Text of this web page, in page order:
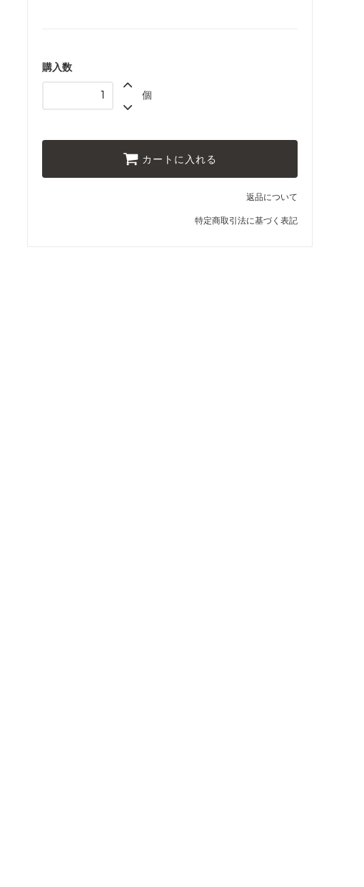
購入数
個
カートに入れる
返品について
特定商取引法に基づく表記